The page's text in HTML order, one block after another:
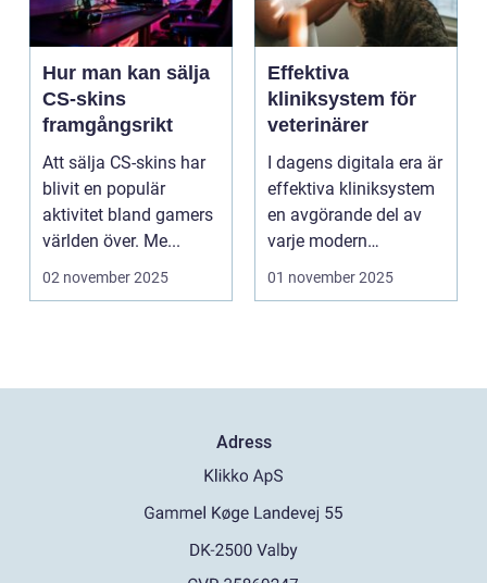
Hur man kan sälja
CS-skins
framgångsrikt
Att sälja CS-skins har
blivit en populär
aktivitet bland gamers
världen över. Me...
02 november 2025
Effektiva
kliniksystem för
veterinärer
I dagens digitala era är
effektiva kliniksystem
en avgörande del av
varje modern
veterin&a...
01 november 2025
Adress